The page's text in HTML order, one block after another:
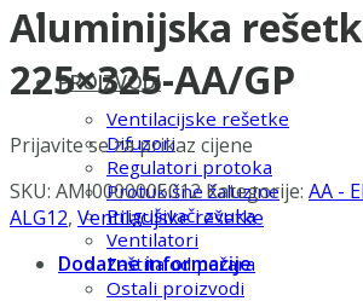
PROIZVODI
Ventilacijske rešetke
Difuzori
Regulatori protoka
Protukišne žaluzine
Prigušivači zvuka
Ventilatori
Zaštita od požara
Ostali proizvodi
Aluminijska
225×325-AA/GP
Prijavite se za prikaz cijene
SKU: AMI0000005012 Kategorije: AA -
ALG12, Ventilacijske rešetke
Dodatne informacije